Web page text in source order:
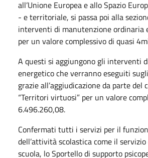
all’Unione Europea e allo Spazio
- e territoriale, si passa poi alla
interventi di manutenzione ordinaria
per un valore complessivo di quasi
A questi si aggiungono gli interventi
energetico che verranno eseguiti
grazie all’aggiudicazione da parte del
“Territori virtuosi” per un valore
6.496.260,08.
Confermati tutti i servizi per il
dell’attività scolastica come il
scuola, lo Sportello di supporto